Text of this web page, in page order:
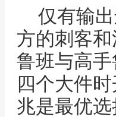
仅有输
方的刺客
鲁班与高
四个大件
兆是最优